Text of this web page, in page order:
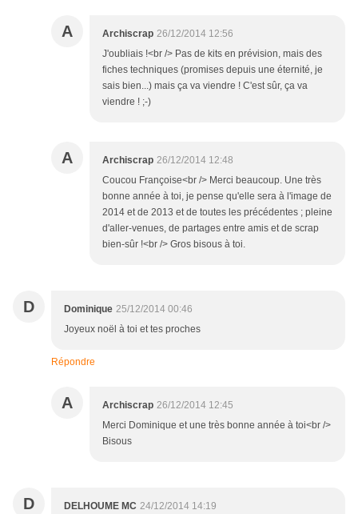
A Archiscrap 26/12/2014 12:56
J'oubliais !<br /> Pas de kits en prévision, mais des
fiches techniques (promises depuis une éternité, je
sais bien...) mais ça va viendre ! C'est sûr, ça va
viendre ! ;-)
A Archiscrap 26/12/2014 12:48
Coucou Françoise<br /> Merci beaucoup. Une très
bonne année à toi, je pense qu'elle sera à l'image de
2014 et de 2013 et de toutes les précédentes ; pleine
d'aller-venues, de partages entre amis et de scrap
bien-sûr !<br /> Gros bisous à toi.
D Dominique 25/12/2014 00:46
Joyeux noël à toi et tes proches
Répondre
A Archiscrap 26/12/2014 12:45
Merci Dominique et une très bonne année à toi<br />
Bisous
D DELHOUME MC 24/12/2014 14:19